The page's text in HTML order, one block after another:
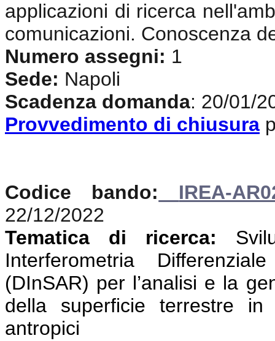
applicazioni di ricerca
comunicazioni. Conoscenza
Numero assegni: 1
Sede: Napoli
Scadenza domanda: 20/01/
Provvedimento di chiusura
Codice bando:
IREA-
22/12/2022
Tematica di ricerca:
Interferometria
(DInSAR) per l’analisi e la
della superficie terrestre
antropici